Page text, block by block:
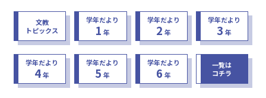
文教
トピックス
学年だより
1 年
学年だより
2 年
学年だより
3 年
学年だより
4年
学年だより
5 年
学年だより
6 年
一覧は
コチラ